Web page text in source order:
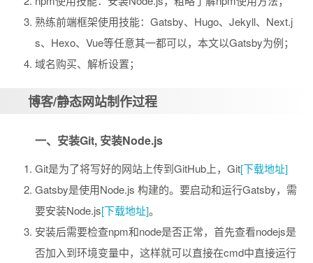
熟练前端框架使用技能：Gatsby、Hugo、Jekyll、Next.j
s、Hexo、Vue等任意其一都可以，本文以Gatsby为例；
域名购买、解析设置；
博客/静态网站制作过程
一、安装Git, 安装Node.js
Git是为了将写好的网站上传到GitHub上，Git[下载地址]
Gatsby是使用Node.js 构建的。要启动和运行Gatsby，需
要安装Node.js[下载地址]。
安装后需要检查npm和node是否正常，首先查看nodejs是
否加入到环境变量中，这样就可以直接在cmd中直接运行